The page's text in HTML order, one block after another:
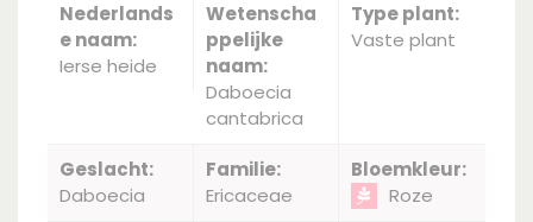
Nederlands
e naam:
Ierse heide
Wetenscha
ppelijke
naam:
Daboecia
cantabrica
Type plant:
Vaste plant
Geslacht:
Daboecia
Familie:
Ericaceae
Bloemkleur:
Roze